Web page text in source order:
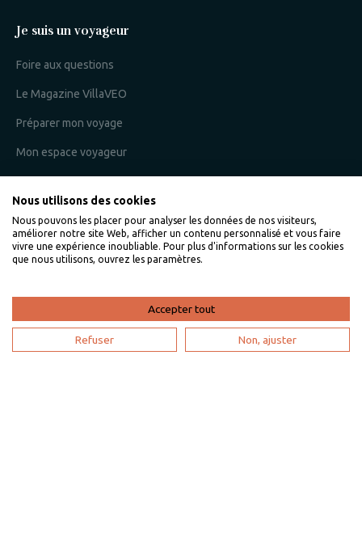
Je suis un voyageur
Foire aux questions
Le Magazine VillaVEO
Préparer mon voyage
Mon espace voyageur
L'expertise VillaVEO
Mon espace propriétaire
Nous utilisons des cookies
Nous pouvons les placer pour analyser les données de nos visiteurs,
améliorer notre site Web, afficher un contenu personnalisé et vous faire
vivre une expérience inoubliable. Pour plus d'informations sur les cookies
que nous utilisons, ouvrez les paramètres.
Accepter tout
Refuser Non, ajuster